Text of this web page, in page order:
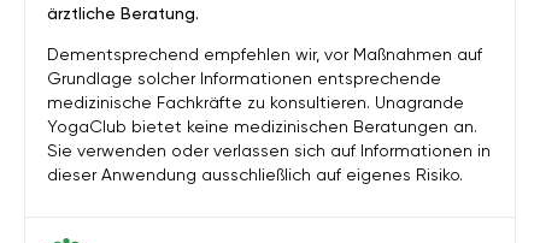
ärztliche Beratung.
Dementsprechend empfehlen wir, vor Maßnahmen auf
Grundlage solcher Informationen entsprechende
medizinische Fachkräfte zu konsultieren. Unagrande
YogaClub bietet keine medizinischen Beratungen an.
Sie verwenden oder verlassen sich auf Informationen in
dieser Anwendung ausschließlich auf eigenes Risiko.